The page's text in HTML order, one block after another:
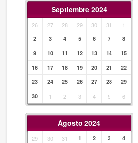
Septiembre 2024
26 27 28 29 30 31 1
2 3 4 5 6 7
8
9
10 11 12 13 14
15
16
17 18 19 20 21
22
23
24 25 26 27 28
29
30
1 2 3 4 5 6
Agosto 2024
29 30 31 1 2 3 4